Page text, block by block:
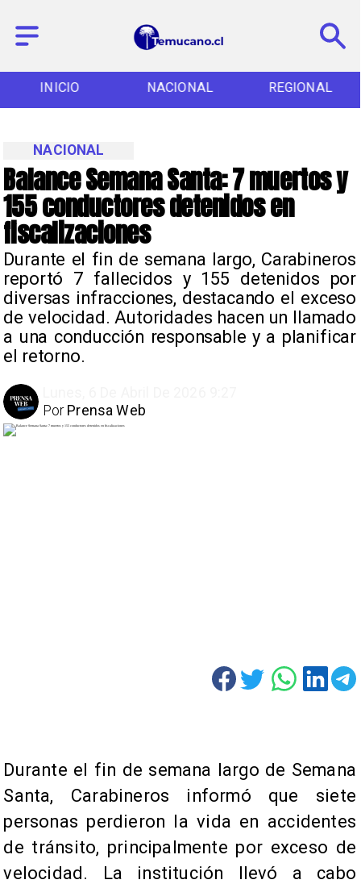
NACIONAL REGIONAL ENTRETENCIÓN
Balance Semana Santa: 7 muertos y
155 conductores detenidos en
fiscalizaciones
Durante el fin de semana largo, Carabineros
reportó 7 fallecidos y 155 detenidos por
diversas infracciones, destacando el exceso
de velocidad. Autoridades hacen un llamado
a una conducción responsable y a planificar
el retorno.
NACIONAL
Prensa Web
Por
Durante el fin de semana largo de Semana
Santa, Carabineros informó que siete
personas perdieron la vida en accidentes
de tránsito, principalmente por exceso de
velocidad. La institución llevó a cabo